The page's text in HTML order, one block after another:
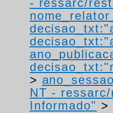
- ressarc/
>
NT -
Informado" >